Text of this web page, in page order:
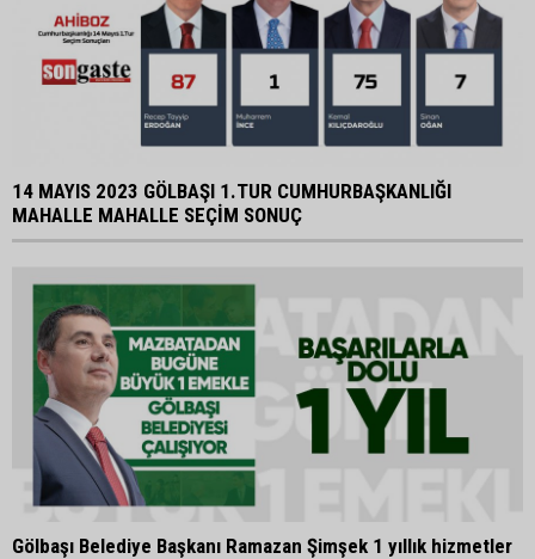
14 MAYIS 2023 GÖLBAŞI 1.TUR CUMHURBAŞKANLIĞI
MAHALLE MAHALLE SEÇİM SONUÇ
Gölbaşı Belediye Başkanı Ramazan Şimşek 1 yıllık hizmetler